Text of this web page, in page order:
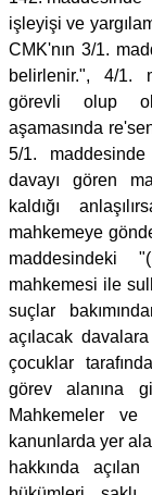
işleyişi ve
CMK'nın 3/1.
belirlenir.", 4/1.
görevli olup
aşamasında
5/1.
davayı gören
kaldığı
mahkemeye
maddesindeki
mahkemesi ile
suçlar
açılacak
çocuklar
görev alanına
Mahkemeler
kanunlarda yer
hakkında